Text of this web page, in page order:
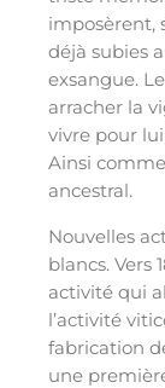
imposèrent,
déjà subies
exsangue.
arracher la
vivre pour
Ainsi
ancestral.
Nouvelles
blancs. Vers
activité qui
l’activité
fabrication
une